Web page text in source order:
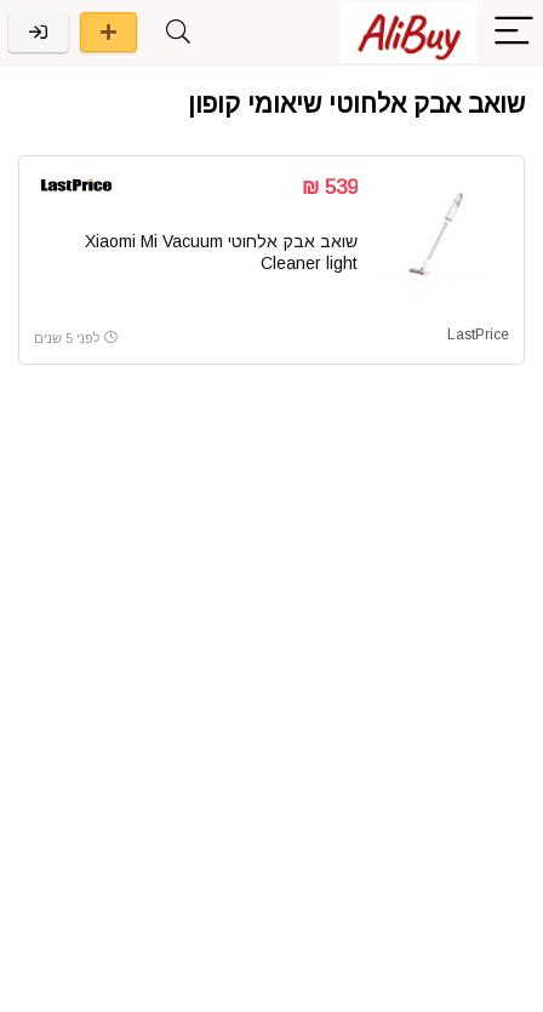
שואב אבק אלחוטי שיאומי קופון
539 ₪
שואב אבק אלחוטי Xiaomi Mi Vacuum
Cleaner light
LastPrice לפני 5 שנים